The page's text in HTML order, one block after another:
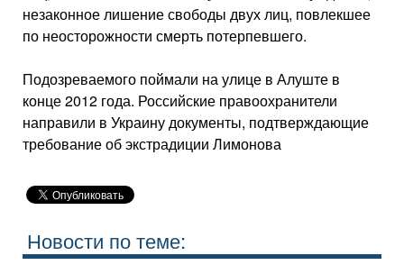
незаконное лишение свободы двух лиц, повлекшее
по неосторожности смерть потерпевшего.
Подозреваемого поймали на улице в Алуште в
конце 2012 года. Российские правоохранители
направили в Украину документы, подтверждающие
требование об экстрадиции Лимонова
Новости по теме: